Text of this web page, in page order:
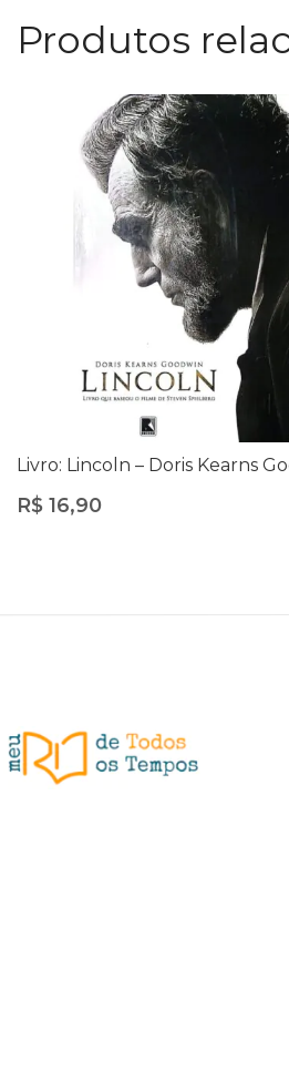
Produtos
Livro: Lincoln – Doris Kearns
R$ 16,90